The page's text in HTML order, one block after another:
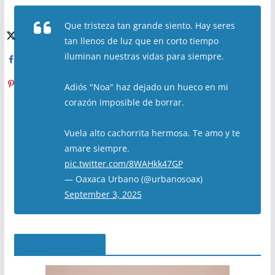
Que tristeza tan grande siento. Hay seres
tan llenos de luz que en corto tiempo
iluminan nuestras vidas para siempre.
Adiós "Noa" haz dejado un hueco en mi
corazón imposible de borrar.
Vuela alto cachorrita hermosa. Te amo y te
amare siempre.
pic.twitter.com/8WAHkk47GP
— Oaxaca Urbano (@urbanosoax)
September 3, 2025